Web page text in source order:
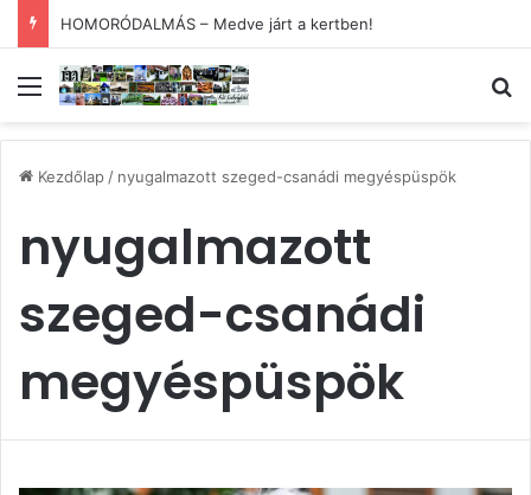
HOMORÓDALMÁS – Medve járt a kertben!
Menü
Kezdőlap/ nyugalmazott szeged-csanádi megyéspüspök
nyugalmazott
szeged-csanádi
megyéspüspök